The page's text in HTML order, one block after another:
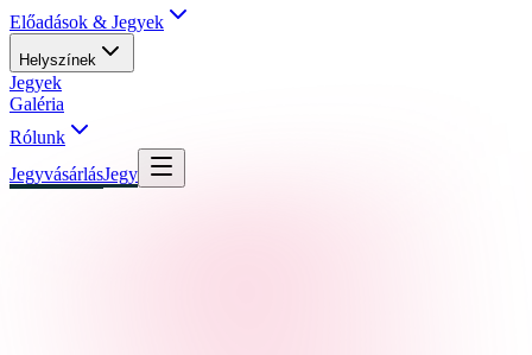
Előadások & Jegyek
Helyszínek
Jegyek
Galéria
Rólunk
JegyvásárlásJegy